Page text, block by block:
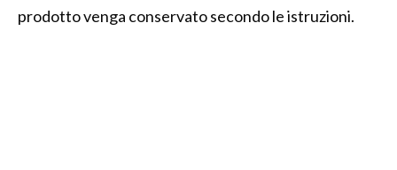
prodotto venga conservato secondo le istruzioni.